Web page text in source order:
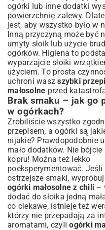
ogórki lub inne dodatki
powierzchnię zalewy.
jest, aby wszystko było w
Inną przyczyną może być
umyty słoik lub użycie
ogórków. Higiena to
wyparzajcie słoiki
użyciem. To prosta
uchroni waszszybki
małosolne przed
Brak smaku – jak go
w ogórkach?
Zrobiliście wszystko
przepisem, a ogórki są
nijakie? Prawdopodobnie
mało dodatków. Nie
kopru! Można też lekko
poeksperymentować. Jeśli
ostrzejsze smaki,
ogórki małosolne z chili –
dodać do słoika jedną
co ciekawe, istnieje też
którzy nie przepadają za
aromatami, czyliogórki